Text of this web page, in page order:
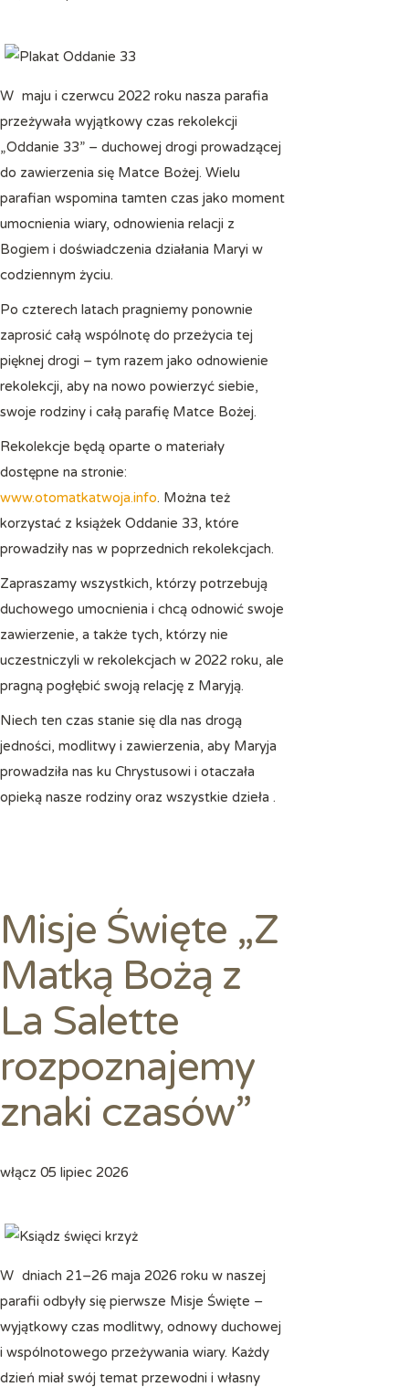
W maju i czerwcu 2022 roku nasza parafia
przeżywała wyjątkowy czas rekolekcji
„Oddanie 33” – duchowej drogi prowadzącej
do zawierzenia się Matce Bożej. Wielu
parafian wspomina tamten czas jako moment
umocnienia wiary, odnowienia relacji z
Bogiem i doświadczenia działania Maryi w
codziennym życiu.
Po czterech latach pragniemy ponownie
zaprosić całą wspólnotę do przeżycia tej
pięknej drogi – tym razem jako odnowienie
rekolekcji, aby na nowo powierzyć siebie,
swoje rodziny i całą parafię Matce Bożej.
Rekolekcje będą oparte o materiały
dostępne na stronie:
www.otomatkatwoja.info. Można też
korzystać z książek Oddanie 33, które
prowadziły nas w poprzednich rekolekcjach.
Zapraszamy wszystkich, którzy potrzebują
duchowego umocnienia i chcą odnowić swoje
zawierzenie, a także tych, którzy nie
uczestniczyli w rekolekcjach w 2022 roku, ale
pragną pogłębić swoją relację z Maryją.
Niech ten czas stanie się dla nas drogą
jedności, modlitwy i zawierzenia, aby Maryja
prowadziła nas ku Chrystusowi i otaczała
opieką nasze rodziny oraz wszystkie dzieła .
Misje Święte „Z
Matką Bożą z
La Salette
rozpoznajemy
znaki czasów”
włącz 05 lipiec 2026
W dniach 21–26 maja 2026 roku w naszej
parafii odbyły się pierwsze Misje Święte –
wyjątkowy czas modlitwy, odnowy duchowej
i wspólnotowego przeżywania wiary. Każdy
dzień miał swój temat przewodni i własny